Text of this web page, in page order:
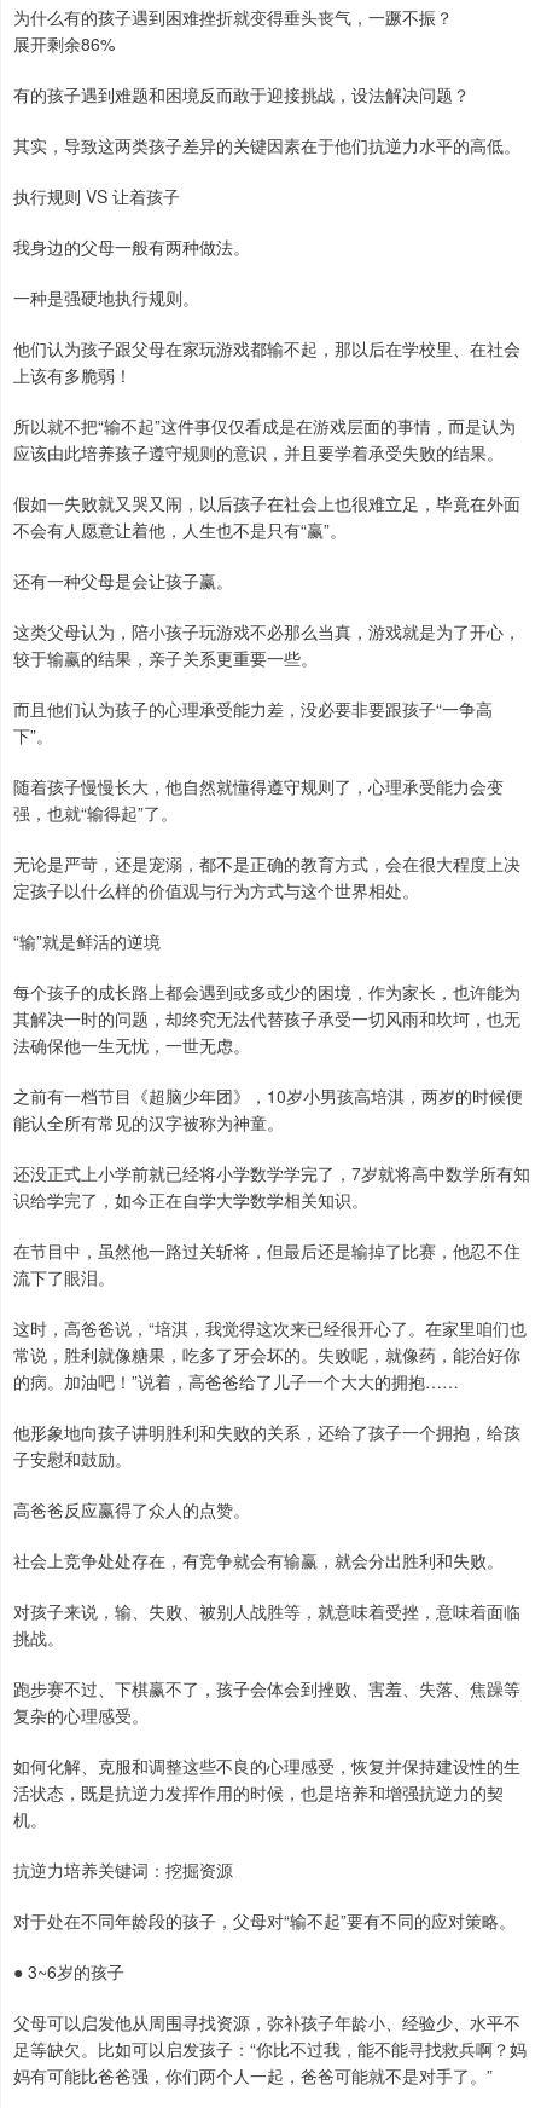
为什么有的孩子遇到困难挫折就变得垂头丧气，一蹶不振？
展开剩余86%
有的孩子遇到难题和困境反而敢于迎接挑战，设法解决问题？
其实，导致这两类孩子差异的关键因素在于他们抗逆力水平的高低。
执行规则 VS 让着孩子
我身边的父母一般有两种做法。
一种是强硬地执行规则。
他们认为孩子跟父母在家玩游戏都输不起，那以后在学校里、在社会
上该有多脆弱！
所以就不把“输不起”这件事仅仅看成是在游戏层面的事情，而是认为
应该由此培养孩子遵守规则的意识，并且要学着承受失败的结果。
假如一失败就又哭又闹，以后孩子在社会上也很难立足，毕竟在外面
不会有人愿意让着他，人生也不是只有“赢”。
还有一种父母是会让孩子赢。
这类父母认为，陪小孩子玩游戏不必那么当真，游戏就是为了开心，
较于输赢的结果，亲子关系更重要一些。
而且他们认为孩子的心理承受能力差，没必要非要跟孩子“一争高
下”。
随着孩子慢慢长大，他自然就懂得遵守规则了，心理承受能力会变
强，也就“输得起”了。
无论是严苛，还是宠溺，都不是正确的教育方式，会在很大程度上决
定孩子以什么样的价值观与行为方式与这个世界相处。
“输”就是鲜活的逆境
每个孩子的成长路上都会遇到或多或少的困境，作为家长，也许能为
其解决一时的问题，却终究无法代替孩子承受一切风雨和坎坷，也无
法确保他一生无忧，一世无虑。
之前有一档节目《超脑少年团》，10岁小男孩高培淇，两岁的时候便
能认全所有常见的汉字被称为神童。
还没正式上小学前就已经将小学数学学完了，7岁就将高中数学所有知
识给学完了，如今正在自学大学数学相关知识。
在节目中，虽然他一路过关斩将，但最后还是输掉了比赛，他忍不住
流下了眼泪。
这时，高爸爸说，“培淇，我觉得这次来已经很开心了。在家里咱们也
常说，胜利就像糖果，吃多了牙会坏的。失败呢，就像药，能治好你
的病。加油吧！”说着，高爸爸给了儿子一个大大的拥抱……
他形象地向孩子讲明胜利和失败的关系，还给了孩子一个拥抱，给孩
子安慰和鼓励。
高爸爸反应赢得了众人的点赞。
社会上竞争处处存在，有竞争就会有输赢，就会分出胜利和失败。
对孩子来说，输、失败、被别人战胜等，就意味着受挫，意味着面临
挑战。
跑步赛不过、下棋赢不了，孩子会体会到挫败、害羞、失落、焦躁等
复杂的心理感受。
如何化解、克服和调整这些不良的心理感受，恢复并保持建设性的生
活状态，既是抗逆力发挥作用的时候，也是培养和增强抗逆力的契
机。
抗逆力培养关键词：挖掘资源
对于处在不同年龄段的孩子，父母对“输不起”要有不同的应对策略。
● 3~6岁的孩子
父母可以启发他从周围寻找资源，弥补孩子年龄小、经验少、水平不
足等缺欠。比如可以启发孩子：“你比不过我，能不能寻找救兵啊？妈
妈有可能比爸爸强，你们两个人一起，爸爸可能就不是对手了。”